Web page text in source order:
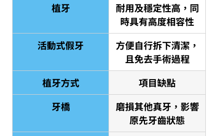
植牙
耐用及穩定性高，同
時具有高度相容性
活動式假牙
方便自行拆下清潔，
且免去手術過程
植牙方式
項目缺點
牙橋
磨損其他真牙，影響
原先牙齒狀態